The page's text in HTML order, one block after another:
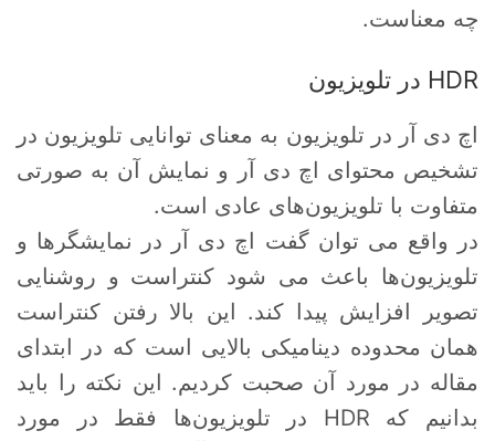
چه معناست.
HDR در تلویزیون
اچ دی آر در تلویزیون به معنای توانایی تلویزیون در
تشخیص محتوای اچ دی آر و نمایش آن به صورتی
متفاوت با تلویزیون‌های عادی است.
در واقع می توان گفت اچ دی آر در نمایشگرها و
تلویزیون‌ها باعث می شود کنتراست و روشنایی
تصویر افزایش پیدا کند. این بالا رفتن کنتراست
همان محدوده دینامیکی بالایی است که در ابتدای
مقاله در مورد آن صحبت کردیم. این نکته را باید
بدانیم که HDR در تلویزیون‌ها فقط در مورد